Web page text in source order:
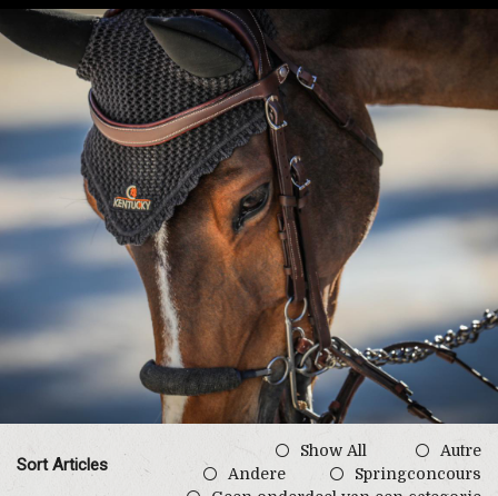
Sort Articles
Show All
Autre
Andere
Springconcours